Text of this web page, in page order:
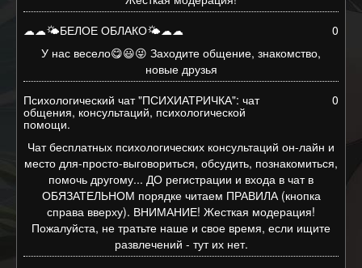
☁☁🌤БЕЛОЕ ОБЛАКО🌤☁☁
0
У нас весело😋😃😜 Заходите общение, знакомство,
новые друзья
Психологический чат "ПСИХИАТРИЧКА": чат
общения, консультаций, психологической
помощи.
0
Чат бесплатных психологических консультаций он-лайн и
место для-просто-выговориться, обсудить, познакомиться,
помочь другому... ДО регистрации и входа в чат в
ОБЯЗАТЕЛЬНОМ порядке читаем ПРАВИЛА (кнопка
справа вверху). ВНИМАНИЕ! Жесткая модерация!
Пожалуйста, не тратьте наше и свое время, если ищите
развлечений - тут их нет.